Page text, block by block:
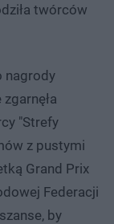
twórców
nagrody
"Strefy
z pustymi
Grand Prix
Federacji
by